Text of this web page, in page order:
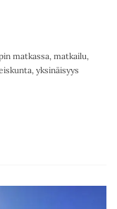
matkassa, matkailu,
, yksinäisyys